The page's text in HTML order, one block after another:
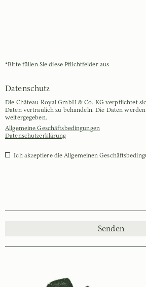
*Bitte füllen Sie diese Pflichtfelder aus
Datenschutz
Die Château Royal GmbH & Co. KG verpflichtet
Daten vertraulich zu behandeln. Die Daten
weitergegeben.
Allgemeine Geschäftsbedingungen
Datenschutzerklärung
Ich akzeptiere die Allgemeinen
Senden